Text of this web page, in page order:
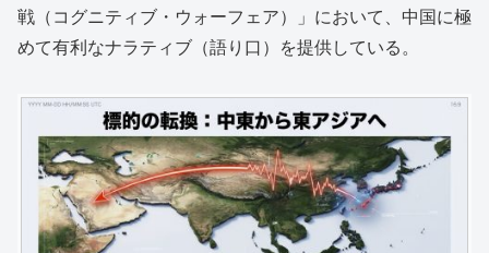
戦（コグニティブ・ウォーフェア）」において、中国に極
めて有利なナラティブ（語り口）を提供している。